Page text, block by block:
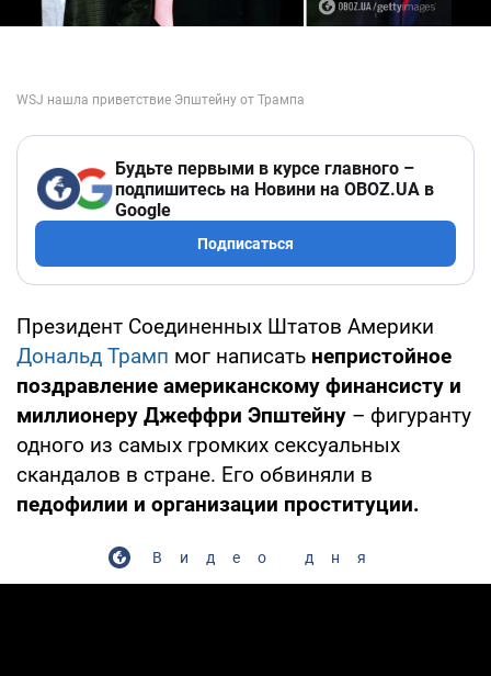
Будьте первыми в курсе главного –
подпишитесь на Новини на OBOZ.UA в
Google
Подписаться
Президент Соединенных Штатов Америки
Дональд Трамп мог написать непристойное
поздравление американскому финансисту и
миллионеру Джеффри Эпштейну – фигуранту
одного из самых громких сексуальных
скандалов в стране. Его обвиняли в
педофилии и организации проституции.
Видео дня